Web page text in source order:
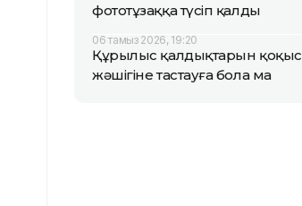
фототұзаққа түсіп қалды
06 тамыз 2026, 19:20
Құрылыс қалдықтарын қоқыс
жәшігіне тастауға бола ма